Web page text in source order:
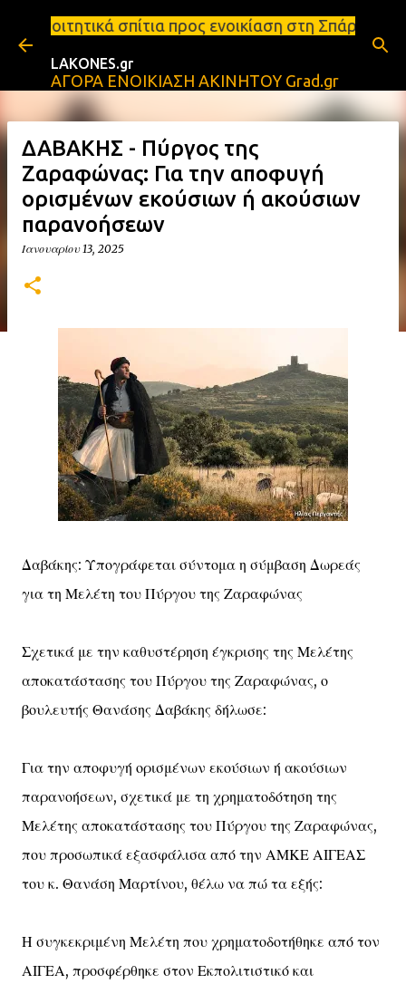
Μετάβαση στο κύριο περιεχόμενο
προς ενοικίαση στη Σπάρτη Ενοικιάσεις
LAKONES.gr
ΑΓΟΡΑ ΕΝΟΙΚΙΑΣΗ ΑΚΙΝΗΤΟΥ Grad.gr
ΔΑΒΑΚΗΣ - Πύργος της
Ζαραφώνας: Για την αποφυγή
ορισμένων εκούσιων ή ακούσιων
παρανοήσεων
Ιανουαρίου 13, 2025
Δαβάκης: Υπογράφεται σύντομα η σύμβαση Δωρεάς
για τη Μελέτη του Πύργου της Ζαραφώνας
Σχετικά με την καθυστέρηση έγκρισης της Μελέτης
αποκατάστασης του Πύργου της Ζαραφώνας, ο
βουλευτής Θανάσης Δαβάκης δήλωσε:
Για την αποφυγή ορισμένων εκούσιων ή ακούσιων
παρανοήσεων, σχετικά με τη χρηματοδότηση της
Μελέτης αποκατάστασης του Πύργου της Ζαραφώνας,
που προσωπικά εξασφάλισα από την ΑΜΚΕ ΑΙΓΕΑΣ
του κ. Θανάση Μαρτίνου, θέλω να πώ τα εξής:
Η συγκεκριμένη Μελέτη που χρηματοδοτήθηκε από τον
ΑΙΓΕΑ, προσφέρθηκε στον Εκπολιτιστικό και